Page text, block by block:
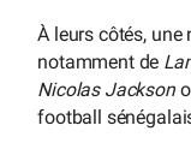
À leurs côtés,
notamment de
Nicolas Jackson
football